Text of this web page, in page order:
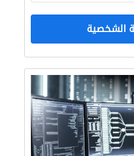
الشخصية